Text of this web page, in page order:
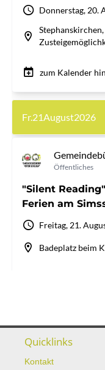
Quicklinks
Kontakt